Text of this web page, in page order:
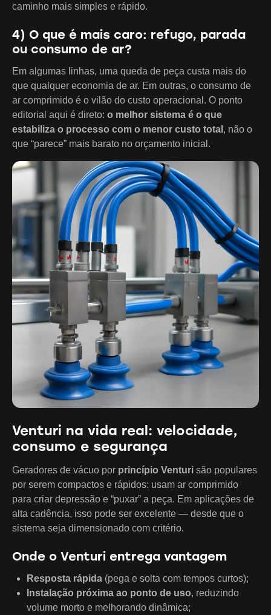
caminho mais simples e rápido.
4) O que é mais caro: refugo, parada
ou consumo de ar?
Em algumas linhas, uma queda de peça custa mais do
que qualquer economia de ar. Em outras, o consumo de
ar comprimido é o vilão do custo operacional. O ponto
editorial aqui é direto: o melhor sistema é o que
estabiliza o processo com o menor custo total , não o
que “parece” mais barato no orçamento inicial.
Venturi na vida real: velocidade,
consumo e segurança
Geradores de vácuo por princípio Venturi são populares
por serem compactos e rápidos: usam ar comprimido
para criar depressão e “puxar” a peça. Em aplicações de
alta cadência, isso pode ser excelente — desde que o
sistema seja dimensionado com critério.
Onde o Venturi entrega vantagem
Resposta rápida (pega e solta com tempos curtos);
Instalação próxima ao ponto de uso, reduzindo
volume morto e melhorando dinâmica;